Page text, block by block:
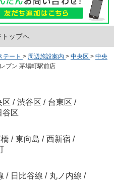
ップへ
テート > 周辺施設案内 > 中央区 > 中央
ブン 茅場町駅前店
区 / 渋谷区 / 台東区 /
谷区
/ 東向島 / 西新宿 /
/ 日比谷線 / 丸ノ内線 /